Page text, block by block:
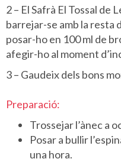
2 – El Safrà El Tossal de
barrejar-se amb la resta
posar-ho en 100 ml de
afegir-ho al moment
3 – Gaudeix dels bons
Preparació:
Trossejar l’ànec a
Posar a bullir
una hora.